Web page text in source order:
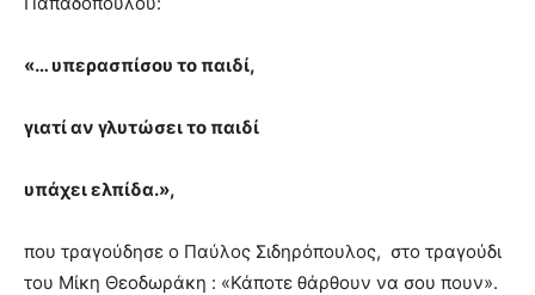
«… υπερασπίσου το παιδί,
γιατί αν γλυτώσει το παιδί
υπάχει ελπίδα.»,
που τραγούδησε ο Παύλος Σιδηρόπουλος, στο τραγούδι
του Μίκη Θεοδωράκη : «Κάποτε θάρθουν να σου πουν».